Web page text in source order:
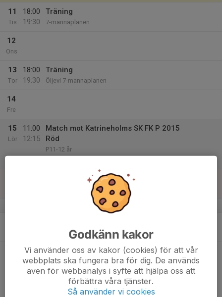
11
Tis
18:00
19:30
Träning
7-mannaplanen
12
Ons
13
Tor
18:00
19:30
Träning
Öljevi 7-mannaplanen
14
Fre
15
Lör
11:00
12:15
Match mot Katrineholms SK FK P 2015
Röd
P11-12 år
v.34
18:00
19:30
Träning
7-mannaplanen
Godkänn kakor
Vi använder oss av kakor (cookies) för att vår
webbplats ska fungera bra för dig. De används
även för webbanalys i syfte att hjälpa oss att
förbättra våra tjänster.
Så använder vi cookies